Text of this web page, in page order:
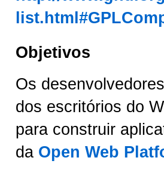
Objetivos
Os
dos escritórios do
para construir
da Open Web